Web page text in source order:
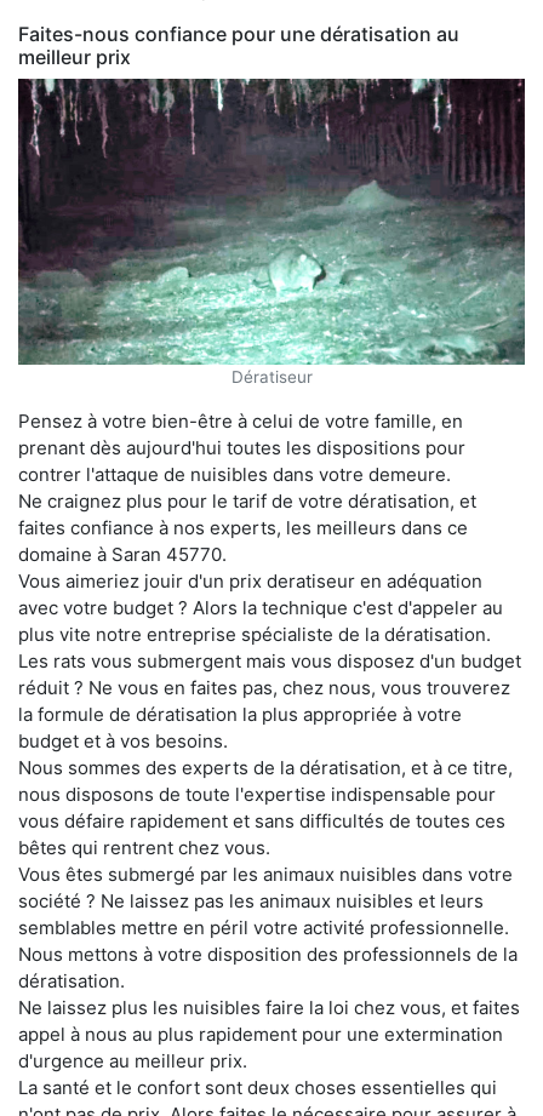
Faites-nous confiance pour une dératisation au
meilleur prix
Dératiseur
Pensez à votre bien-être à celui de votre famille, en
prenant dès aujourd'hui toutes les dispositions pour
contrer l'attaque de nuisibles dans votre demeure.
Ne craignez plus pour le tarif de votre dératisation, et
faites confiance à nos experts, les meilleurs dans ce
domaine à Saran 45770.
Vous aimeriez jouir d'un prix deratiseur en adéquation
avec votre budget ? Alors la technique c'est d'appeler au
plus vite notre entreprise spécialiste de la dératisation.
Les rats vous submergent mais vous disposez d'un budget
réduit ? Ne vous en faites pas, chez nous, vous trouverez
la formule de dératisation la plus appropriée à votre
budget et à vos besoins.
Nous sommes des experts de la dératisation, et à ce titre,
nous disposons de toute l'expertise indispensable pour
vous défaire rapidement et sans difficultés de toutes ces
bêtes qui rentrent chez vous.
Vous êtes submergé par les animaux nuisibles dans votre
société ? Ne laissez pas les animaux nuisibles et leurs
semblables mettre en péril votre activité professionnelle.
Nous mettons à votre disposition des professionnels de la
dératisation.
Ne laissez plus les nuisibles faire la loi chez vous, et faites
appel à nous au plus rapidement pour une extermination
d'urgence au meilleur prix.
La santé et le confort sont deux choses essentielles qui